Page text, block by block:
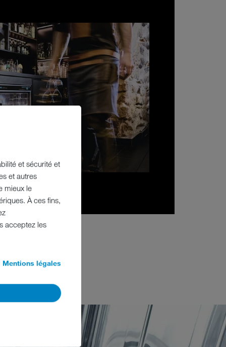
et sécurité et
et autres
mieux le
À ces fins,
acceptez les
Mentions légales